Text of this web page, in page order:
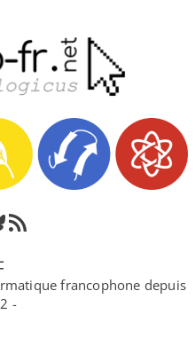
F
u
francophone depuis
-